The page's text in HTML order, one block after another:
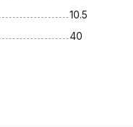
10.5
40